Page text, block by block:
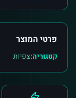
פרטי המוצר
קטגוריה:צפיות